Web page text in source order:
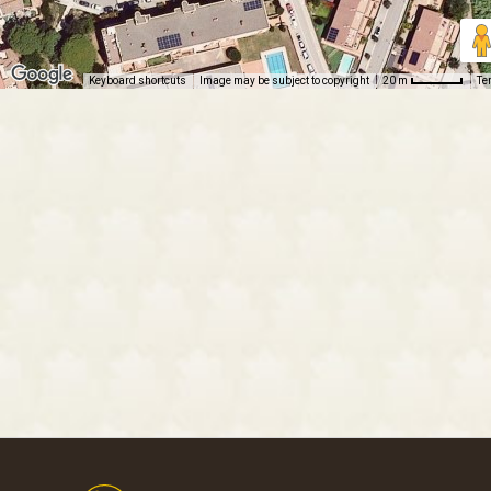
Keyboard shortcuts Image may be subject to copyright 20 m